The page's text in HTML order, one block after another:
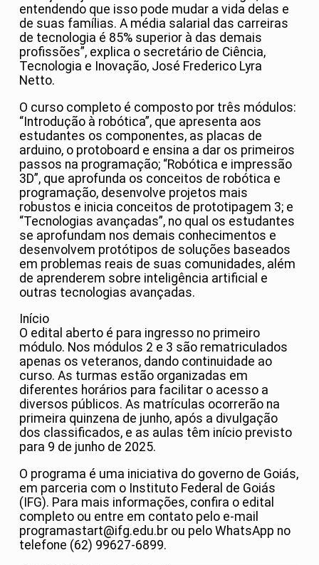
entendendo que isso pode mudar a vida delas e
de suas famílias. A média salarial das carreiras
de tecnologia é 85% superior à das demais
profissões”, explica o secretário de Ciência,
Tecnologia e Inovação, José Frederico Lyra
Netto.
O curso completo é composto por três módulos:
“Introdução à robótica”, que apresenta aos
estudantes os componentes, as placas de
arduino, o protoboard e ensina a dar os primeiros
passos na programação; “Robótica e impressão
3D”, que aprofunda os conceitos de robótica e
programação, desenvolve projetos mais
robustos e inicia conceitos de prototipagem 3; e
“Tecnologias avançadas”, no qual os estudantes
se aprofundam nos demais conhecimentos e
desenvolvem protótipos de soluções baseados
em problemas reais de suas comunidades, além
de aprenderem sobre inteligência artificial e
outras tecnologias avançadas.
Início
O edital aberto é para ingresso no primeiro
módulo. Nos módulos 2 e 3 são rematriculados
apenas os veteranos, dando continuidade ao
curso. As turmas estão organizadas em
diferentes horários para facilitar o acesso a
diversos públicos. As matrículas ocorrerão na
primeira quinzena de junho, após a divulgação
dos classificados, e as aulas têm início previsto
para 9 de junho de 2025.
O programa é uma iniciativa do governo de Goiás,
em parceria com o Instituto Federal de Goiás
(IFG). Para mais informações, confira o edital
completo ou entre em contato pelo e-mail
programastart@ifg.edu.br ou pelo WhatsApp no
telefone (62) 99627-6899.